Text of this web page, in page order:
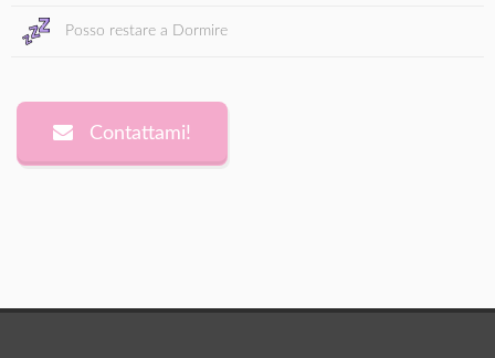
Posso restare a Dormire
Contattami!